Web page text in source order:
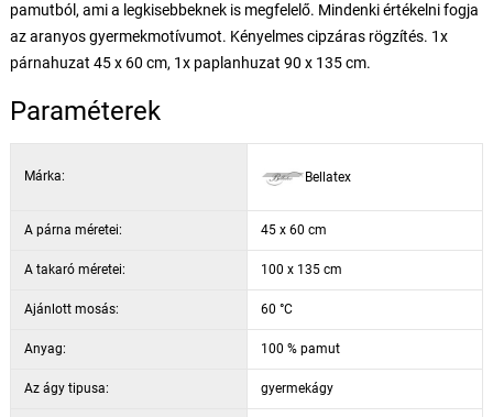
pamutból, ami a legkisebbeknek is megfelelő. Mindenki értékelni fogja
az aranyos gyermekmotívumot. Kényelmes cipzáras rögzítés. 1x
párnahuzat 45 x 60 cm, 1x paplanhuzat 90 x 135 cm.
Paraméterek
Márka: Bellatex
A párna méretei: 45 x 60 cm
A takaró méretei: 100 x 135 cm
Ajánlott mosás: 60 °C
Anyag: 100 % pamut
Az ágy tipusa: gyermekágy